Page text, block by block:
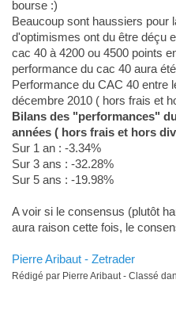
bourse :)
Beaucoup sont haussiers pour
d'optimismes ont du être déçu
cac 40 à 4200 ou 4500 points
performance du cac 40 aura
Performance du CAC 40 entre
décembre 2010 ( hors frais et
Bilans des "performances"
années ( hors frais et hors
Sur 1 an : -3.34%
Sur 3 ans : -32.28%
Sur 5 ans : -19.98%
A voir si le consensus (plutôt
aura raison cette fois, le
Pierre Aribaut - Zetrader
Rédigé par Pierre Aribaut - Classé